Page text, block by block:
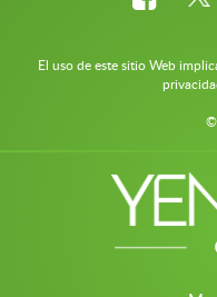
El uso de este sitio Web
©